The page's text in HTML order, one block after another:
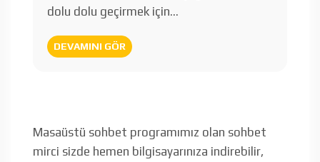
dolu dolu geçirmek için…
DEVAMINI GÖR
Masaüstü sohbet programımız olan sohbet
mirci sizde hemen bilgisayarınıza indirebilir,